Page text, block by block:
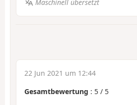
Maschinell übersetzt
22 Jun 2021 um 12:44
Gesamtbewertung : 5 / 5